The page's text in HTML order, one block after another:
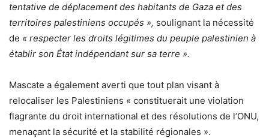
tentative de déplacement des habitants de Gaza et des
territoires palestiniens occupés », soulignant la nécessité
de « respecter les droits légitimes du peuple palestinien à
établir son État indépendant sur sa terre ».
Mascate a également averti que tout plan visant à
relocaliser les Palestiniens « constituerait une violation
flagrante du droit international et des résolutions de l’ONU,
menaçant la sécurité et la stabilité régionales ».